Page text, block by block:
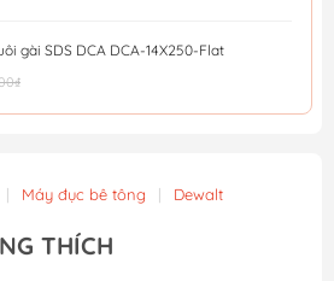
gài SDS DCA DCA-14X250-Flat
Gài 14X250X20Mm Wgz1202 - Wadfow
| Máy đục bê tông | Dewalt
THÍCH